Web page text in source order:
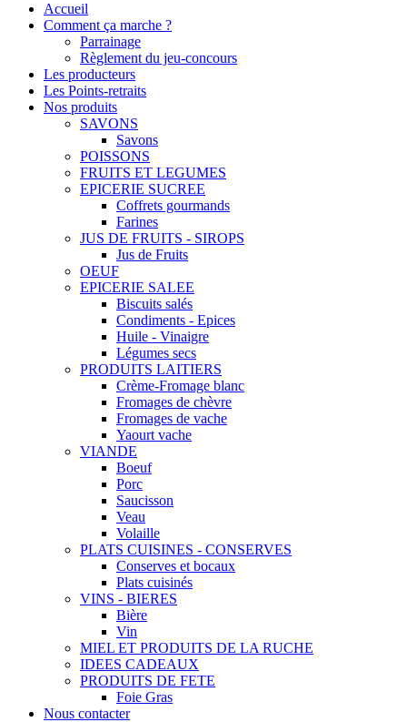
Accueil
Comment ça marche ?
Parrainage
Règlement du jeu-concours
Les producteurs
Les Points-retraits
Nos produits
SAVONS
Savons
POISSONS
FRUITS ET LEGUMES
EPICERIE SUCREE
Coffrets gourmands
Farines
JUS DE FRUITS - SIROPS
Jus de Fruits
OEUF
EPICERIE SALEE
Biscuits salés
Condiments - Epices
Huile - Vinaigre
Légumes secs
PRODUITS LAITIERS
Crème-Fromage blanc
Fromages de chèvre
Fromages de vache
Yaourt vache
VIANDE
Boeuf
Porc
Saucisson
Veau
Volaille
PLATS CUISINES - CONSERVES
Conserves et bocaux
Plats cuisinés
VINS - BIERES
Bière
Vin
MIEL ET PRODUITS DE LA RUCHE
IDEES CADEAUX
PRODUITS DE FETE
Foie Gras
Nous contacter